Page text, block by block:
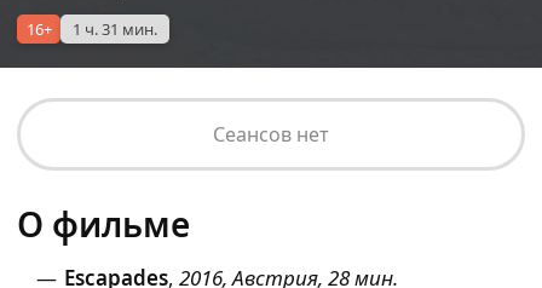
16+ 1 ч. 31 мин.
Сеансов нет
О фильме
Escapades, 2016, Австрия, 28 мин.